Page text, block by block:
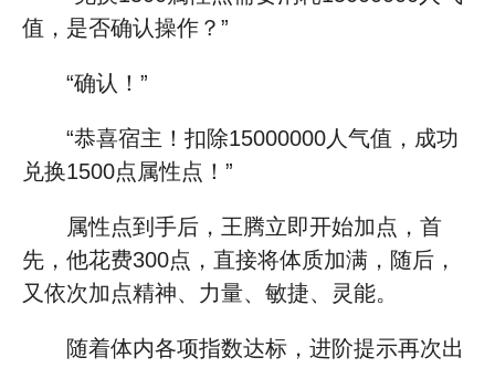
值，是否确认操作？”
“确认！”
“恭喜宿主！扣除15000000人气值，成功
兑换1500点属性点！”
属性点到手后，王腾立即开始加点，首
先，他花费300点，直接将体质加满，随后，
又依次加点精神、力量、敏捷、灵能。
随着体内各项指数达标，进阶提示再次出